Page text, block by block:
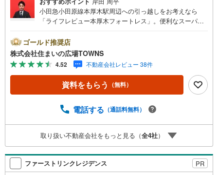
小田急小田原線本厚木駅周辺への引っ越しをお考えなら
「ライフレビュー本厚木フォートレス」。便利なスーパー
す。綺麗に整備された中古マンションで清潔感を感じま
す。機能的で使いやすいシステムキッチン付きなので、お
料理を楽しめます。ここで紹介する物件は、部屋の向きが
南西向きの物件です。浴室追焚機能を上手に使えば、水道
料金を抑えることができます。防犯カメラが付いています
ので、防犯対策を気にされる方でも安心です。
ゴールド推奨店
株式会社住まいの広場TOWNS
4.52 不動産会社レビュー 38件
資料をもらう （無料）
電話する （通話料無料）
取り扱い不動産会社をもっと見る（全4社）
ファーストリンクレジデンス PR